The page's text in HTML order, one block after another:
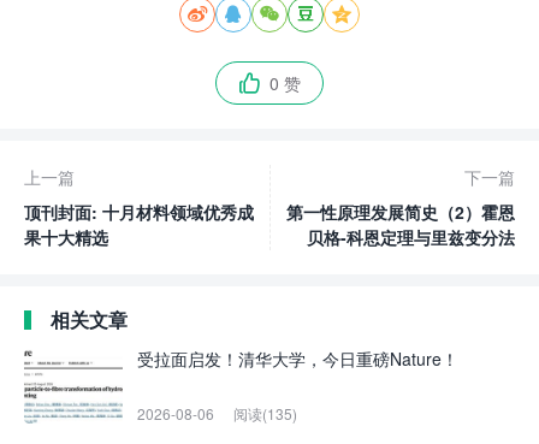
    
 0 赞
上一篇
顶刊封面: 十月材料领域优秀成
果十大精选
下一篇
第一性原理发展简史（2）霍恩
贝格-科恩定理与里兹变分法
相关文章
受拉面启发！清华大学，今日重磅Nature！
2026-08-06 阅读(135)